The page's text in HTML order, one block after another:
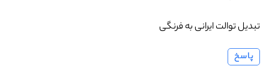
تبدیل توالت ایرانی به فرنگی
پاسخ